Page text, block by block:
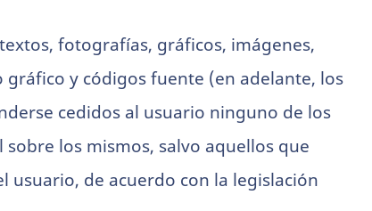
fotografías, gráficos, imágenes,
y códigos fuente (en adelante, los
cedidos al usuario ninguno de los
los mismos, salvo aquellos que
usuario, de acuerdo con la legislación